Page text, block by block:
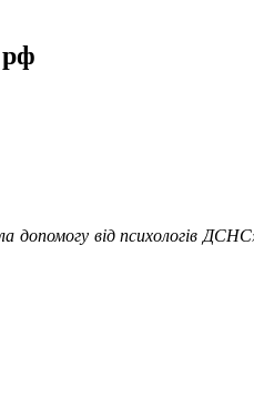
рф
допомогу від психологів